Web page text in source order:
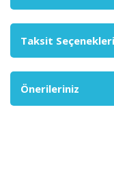
Taksit Seçenekleri
Önerileriniz